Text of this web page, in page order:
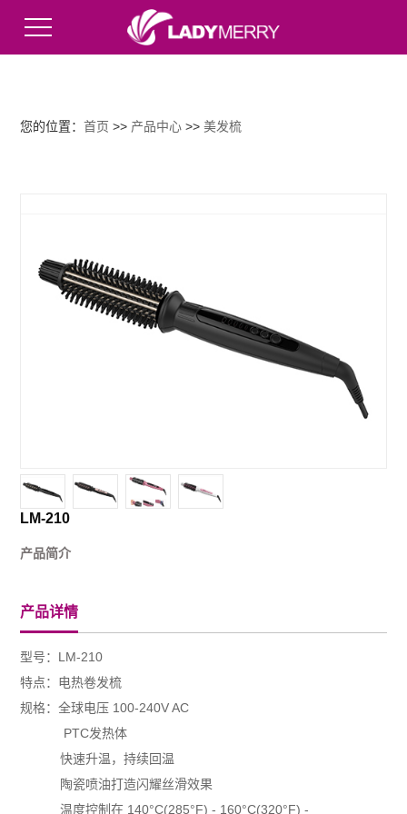
您的位置：首页 >> 产品中心 >>美发梳
LM-210
产品简介
产品详情
型号：LM-210
特点：电热卷发梳
规格：全球电压 100-240V AC
PTC发热体
快速升温，持续回温
陶瓷喷油打造闪耀丝滑效果
温度控制在 140°C(285°F) - 160°C(320°F) -